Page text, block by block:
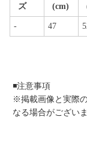
ズ
(cm)
- 47
◾️注意事項
※掲載画像と実際
なる場合がございま